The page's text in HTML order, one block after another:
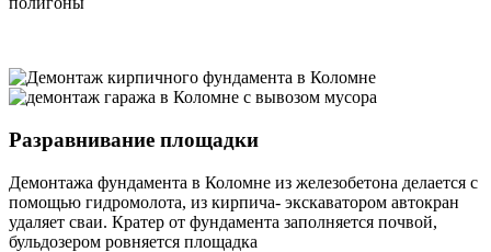
Разравнивание площадки
Демонтажа фундамента в Коломне из железобетона делается с
помощью гидромолота, из кирпича- экскаватором автокран
удаляет сваи. Кратер от фундамента заполняется почвой,
бульдозером ровняется площадка